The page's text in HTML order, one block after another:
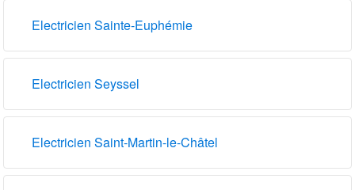
Electricien Sainte-Euphémie
Electricien Seyssel
Electricien Saint-Martin-le-Châtel